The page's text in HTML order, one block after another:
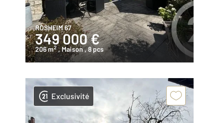
ROSHEIM 67
349 000 €
206 m2 , Maison, 8 pcs
Exclusivité